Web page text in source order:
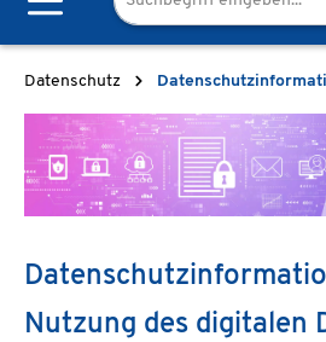
Datenschutz
Nutzung des digitalen